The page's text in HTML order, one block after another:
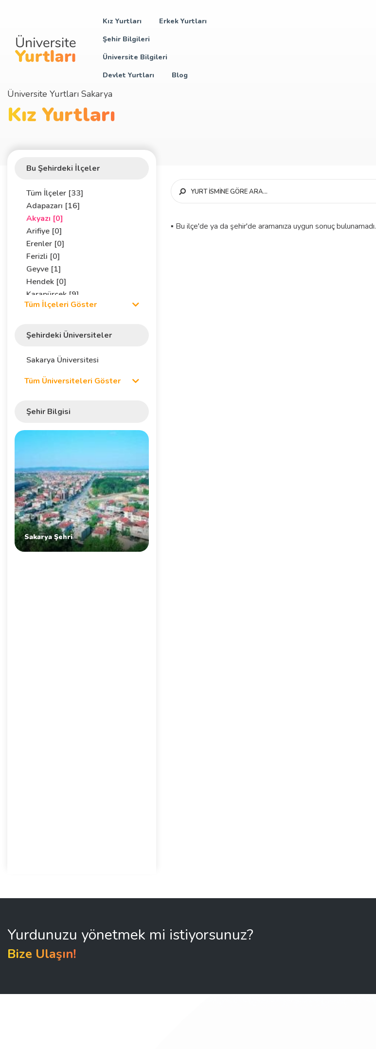
Kız Yurtları
Erkek Yurtları
Şehir Bilgileri
Üniversite Bilgileri
Devlet Yurtları
Blog
Üniversite Yurtları Sakarya
Kız Yurtları
Bu Şehirdeki İlçeler
Tüm İlçeler [33]
Adapazarı [16]
Akyazı [0]
Arifiye [0]
Erenler [0]
Ferizli [0]
Geyve [1]
Hendek [0]
Karapürçek [9]
Karasu [2]
Kocaali [0]
Sapanca [2]
Söğütlü [0]
Tüm İlçeleri Göster
Şehirdeki Üniversiteler
Sakarya Üniversitesi
Tüm Üniversiteleri Göster
Şehir Bilgisi
Sakarya Şehri
▪ Bu ilçe'de ya da şehir'de aramanıza uygun sonuç bulunamadı.
Yurdunuzu yönetmek mi istiyorsunuz?
Bize Ulaşın!